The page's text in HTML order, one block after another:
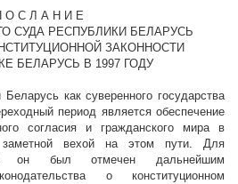
О С Л А Н И Е
СУДА РЕСПУБЛИКИ БЕЛАРУСЬ
ЗАКОННОСТИ
БЕЛАРУСЬ В 1997 ГОДУ
как суверенного государства
период является обеспечение
согласия и гражданского мира в
вехой на этом пути. Для
он был отмечен дальнейшим
о конституционном